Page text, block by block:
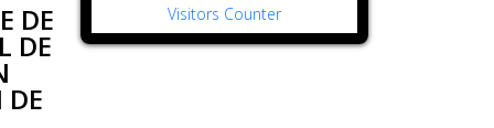
DE
DE
DE
Visitors Counter